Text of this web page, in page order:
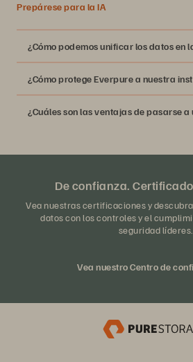
Prepárese para la IA
¿Cómo podemos unificar los datos en
¿Cómo protege Everpure a nuestra
¿Cuáles son las ventajas de pasarse a
De confianza.
Vea nuestras certificaciones y
datos con los controles y el
seguridad líderes.
Vea nuestro Centro de